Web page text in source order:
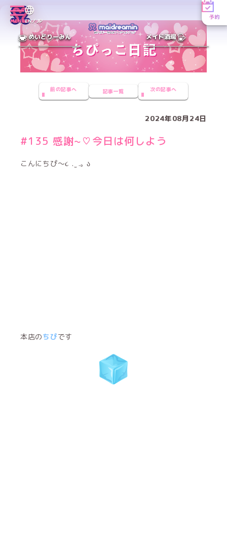
MENUEN／JP
予約
めいどりーみん メイド酒場
前の記事へ 記事一覧 次の記事へ
2024年08月24日
#135 感謝~♡今日は何しよう
こんにちぴ〜૮ . ̫ .｡ ა
本店のちぴです